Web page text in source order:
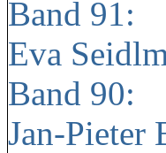
Band 91:
Eva
Band 90:
Jan-Pieter